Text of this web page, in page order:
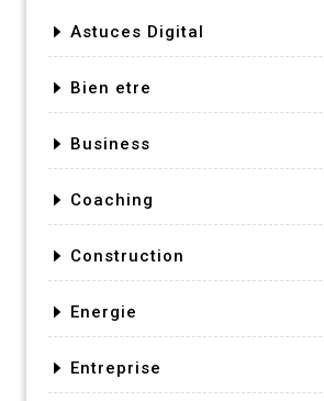
Astuces Digital
Bien etre
Business
Coaching
Construction
Energie
Entreprise